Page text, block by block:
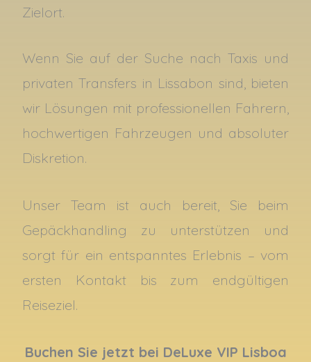
Zielort.
Wenn Sie auf der Suche nach Taxis und
privaten Transfers in Lissabon sind, bieten
wir Lösungen mit professionellen Fahrern,
hochwertigen Fahrzeugen und absoluter
Diskretion.
Unser Team ist auch bereit, Sie beim
Gepäckhandling zu unterstützen und
sorgt für ein entspanntes Erlebnis – vom
ersten Kontakt bis zum endgültigen
Reiseziel.
Buchen Sie jetzt bei DeLuxe VIP Lisboa